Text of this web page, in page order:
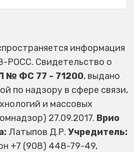
информация
РОСС. Свидетельство о
№ ФС 77 - 71200, выдано
по надзору в сфере связи,
и массовых
27.09.2017. Врио
Латыпов Д.Р. Учредитель:
+7 (908) 448-79-49,